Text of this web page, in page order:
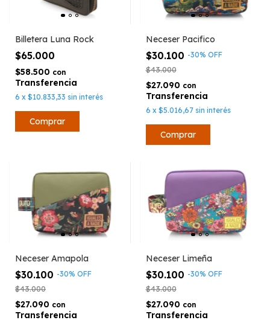
Billetera Luna Rock
$65.000
$58.500 con
6 x $10.833,33 sin interés
Neceser Pacifico
$30.100 -30% OFF
$43.000
$27.090 con
6 x $5.016,67 sin interés
Neceser Amapola
$30.100 -30% OFF
$43.000
$27.090 con
Neceser Limeña
$30.100 -30% OFF
$43.000
$27.090 con